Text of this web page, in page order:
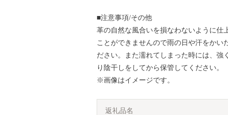
■注意事項/その他
革の自然な風合いを損なわないように仕
ことができませんので雨の日や汗をかい
ださい。また濡れてしまった時には、強
り陰干しをしてから保管してください。
※画像はイメージです。
返礼品名